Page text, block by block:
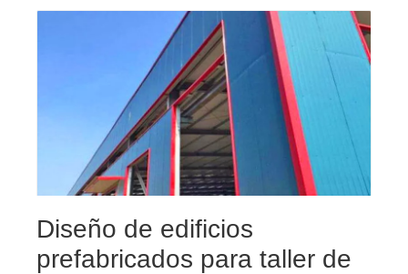
Diseño de edificios
prefabricados para taller de